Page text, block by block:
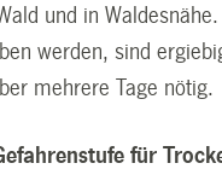
und in
werden, sind
mehrere Tage nötig.
für